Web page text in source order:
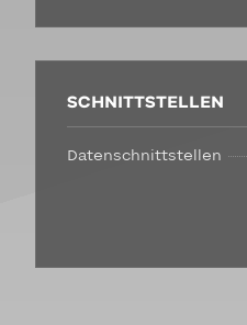
SCHNITTSTELLEN
Datenschnittstellen